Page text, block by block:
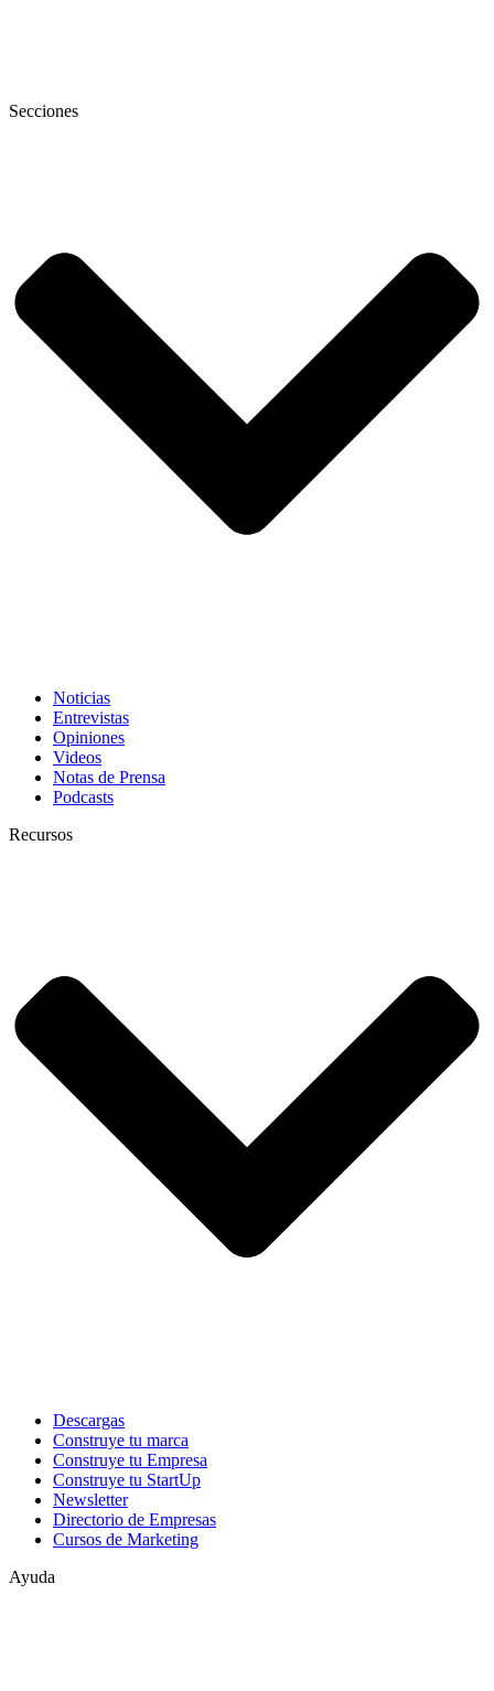
Secciones
Noticias
Entrevistas
Opiniones
Videos
Notas de Prensa
Podcasts
Recursos
Descargas
Construye tu marca
Construye tu Empresa
Construye tu StartUp
Newsletter
Directorio de Empresas
Cursos de Marketing
Ayuda